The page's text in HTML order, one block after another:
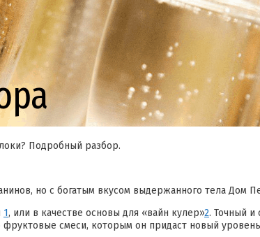
Подробный разбор.
но с богатым вкусом выдержанного тела Дом
1, или в качестве основы для «вайн кулер»2. Точный и
смеси, которым он придаст новый